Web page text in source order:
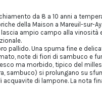
da 8 a 10 anni a
della Maison a Mareuil-sur-
ampio campo alla vinosità
pallido. Una spuma fine e
note di fiori di sambuco e
ma morbido, tipico del
sambuco) si prolungano su
di lampone. La nota